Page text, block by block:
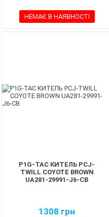
НЕМАЄ В НАЯВНОСТІ
P1G-TAC КИТЕЛЬ PCJ-
TWILL COYOTE BROWN
UA281-29991-J6-CB
1308 грн